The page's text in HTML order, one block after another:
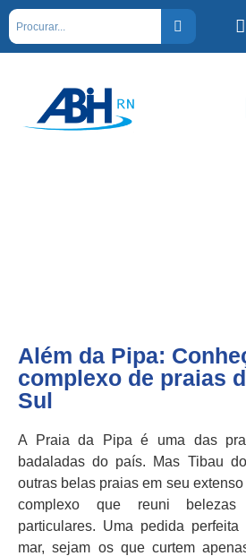
Além da Pipa:
complexo de praias
Sul
A Praia da Pipa é uma das
badaladas do país. Mas Tibau
outras belas praias em seu
complexo que reuni
particulares. Uma pedida
mar, sejam os que curtem